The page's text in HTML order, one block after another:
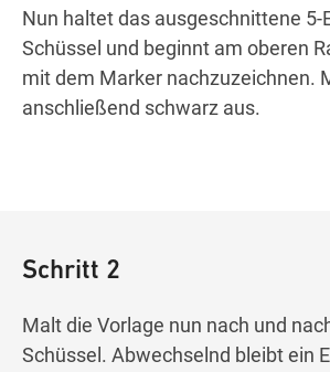
Nun haltet das ausgeschnittene 5-
Schüssel und beginnt am oberen
mit dem Marker nachzuzeichnen.
anschließend schwarz aus.
Schritt 2
Malt die Vorlage nun nach und
Schüssel. Abwechselnd bleibt ein